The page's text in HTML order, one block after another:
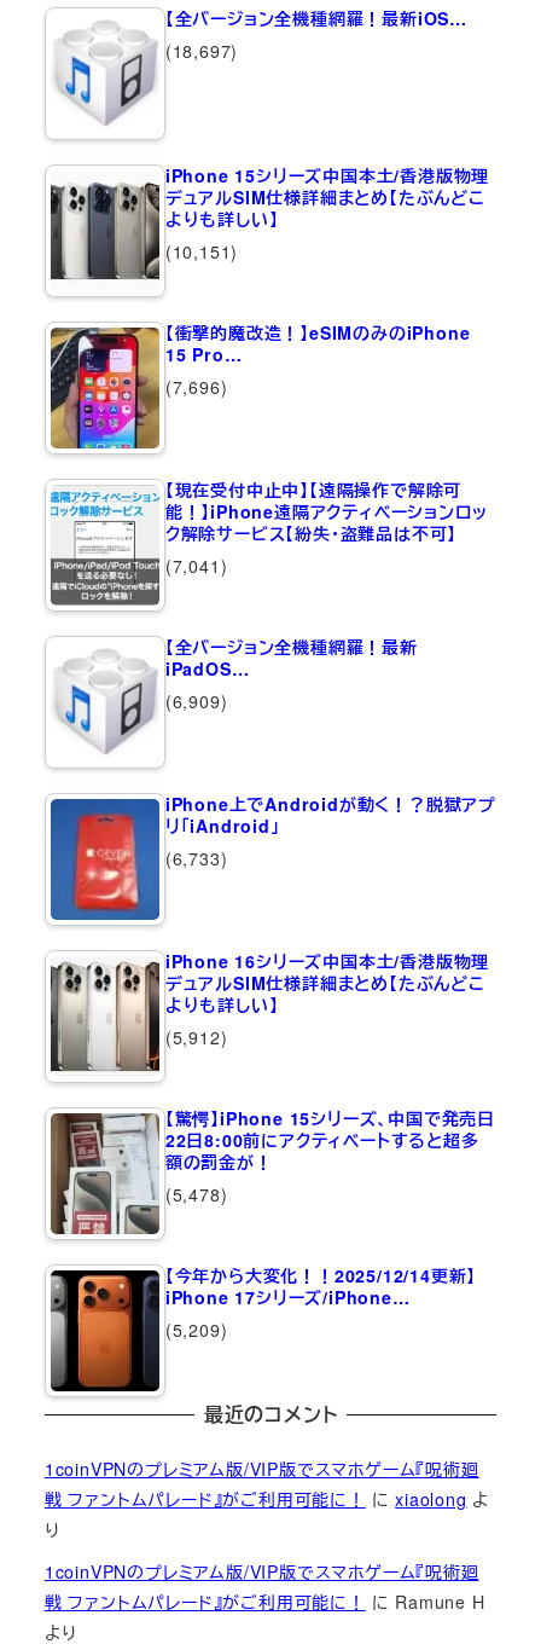
【全バージョン全機種網羅！最新iOS…
(18,697)
iPhone 15シリーズ中国本土/香港版物理
デュアルSIM仕様詳細まとめ【たぶんどこ
よりも詳しい】
(10,151)
【衝撃的魔改造！】eSIMのみのiPhone
15 Pro…
(7,696)
【現在受付中止中】【遠隔操作で解除可
能！】iPhone遠隔アクティベーションロッ
ク解除サービス【紛失・盗難品は不可】
(7,041)
【全バージョン全機種網羅！最新
iPadOS…
(6,909)
iPhone上でAndroidが動く！？脱獄アプ
リ「iAndroid」
(6,733)
iPhone 16シリーズ中国本土/香港版物理
デュアルSIM仕様詳細まとめ【たぶんどこ
よりも詳しい】
(5,912)
【驚愕】iPhone 15シリーズ、中国で発売日
22日8:00前にアクティベートすると超多
額の罰金が！
(5,478)
【今年から大変化！！2025/12/14更新】
iPhone 17シリーズ/iPhone…
(5,209)
最近のコメント
1coinVPNのプレミアム版/VIP版でスマホゲーム『呪術廻
戦 ファントムパレード』がご利用可能に！
にxiaolong よ
り
1coinVPNのプレミアム版/VIP版でスマホゲーム『呪術廻
戦 ファントムパレード』がご利用可能に！
に Ramune H
より